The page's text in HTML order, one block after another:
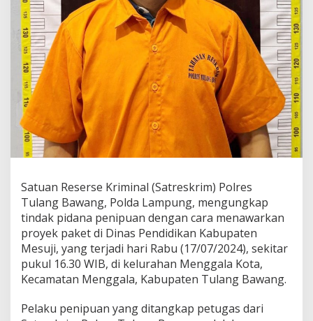
a
p
P
e
n
p
u
a
n
M
o
d
s
M
e
n
a
w
a
r
k
n
Satuan Reserse Kriminal (Satreskrim) Polres
Tulang Bawang, Polda Lampung, mengungkap
tindak pidana penipuan dengan cara menawarkan
proyek paket di Dinas Pendidikan Kabupaten
Mesuji, yang terjadi hari Rabu (17/07/2024), sekitar
pukul 16.30 WIB, di kelurahan Menggala Kota,
Kecamatan Menggala, Kabupaten Tulang Bawang.
Pelaku penipuan yang ditangkap petugas dari